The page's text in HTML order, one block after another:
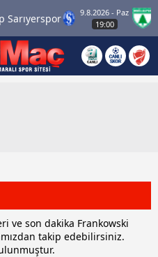
9.8.2026 - Paz
19:00
ve son dakika Frankowski
takip edebilirsiniz.